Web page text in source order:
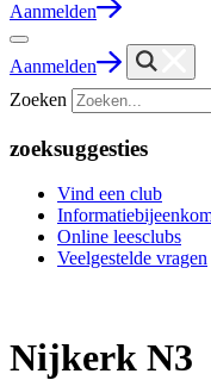
Aanmelden
Aanmelden
Zoeken
zoeksuggesties
Vind een club
Online leesclubs
Veelgestelde vragen
Nijkerk N3